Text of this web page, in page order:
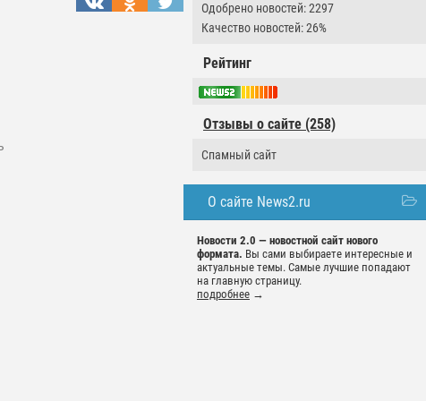
Одобрено новостей: 2297
Качество новостей: 26%
Рейтинг
Отзывы о сайте (258)
Спамный сайт
О сайте News2.ru
Новости 2.0 — новостной сайт нового
формата. Вы сами выбираете интересные и
актуальные темы. Самые лучшие попадают
на главную страницу.
подробнее →